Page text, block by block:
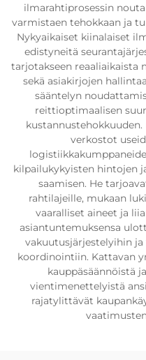
ilmarahtiprosessin
varmistaen tehokkaan ja
Nykyaikaiset kiinalaiset
edistyneitä
tarjotakseen reaaliaikaista
sekä asiakirjojen
sääntelyn
reittioptimaalisen
verkostot
kilpailukykyisten hintojen
saamisen. He
rahtilajeille, mukaan
vaaralliset aineet ja
asiantuntemuksensa
vakuutusjärjestelyihin
koordinointiin. Kattavan
kauppäsäännöistä
vientimenettelyistä
rajatylittävät